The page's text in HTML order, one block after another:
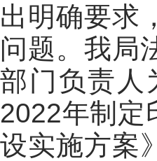
出明确要求
问题。我局
部门负责人
2022年制定
设实施方案